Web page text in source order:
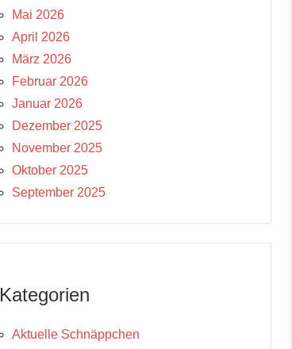
Mai 2026
April 2026
März 2026
Februar 2026
Januar 2026
Dezember 2025
November 2025
Oktober 2025
September 2025
Kategorien
Aktuelle Schnäppchen